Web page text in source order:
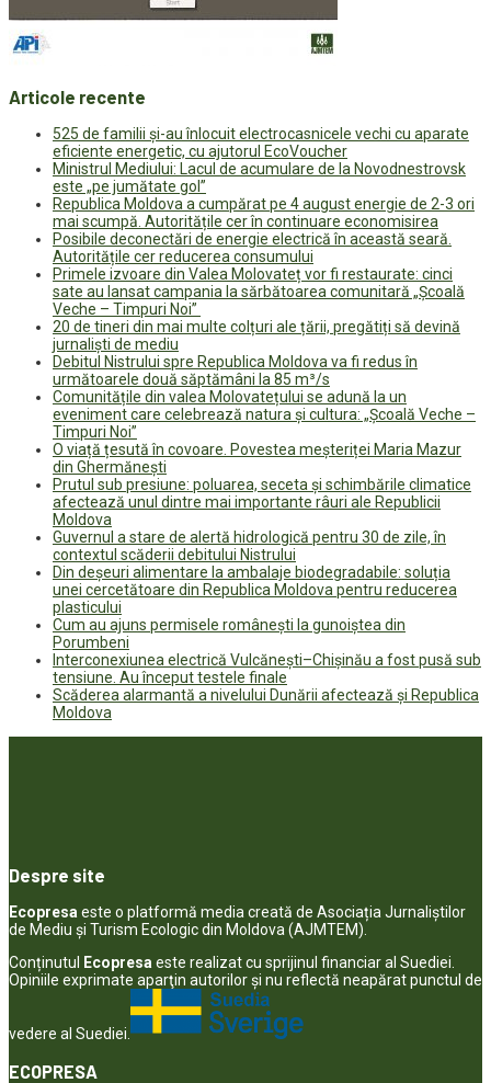
Articole recente
525 de familii și-au înlocuit electrocasnicele vechi cu aparate
eficiente energetic, cu ajutorul EcoVoucher
Ministrul Mediului: Lacul de acumulare de la Novodnestrovsk
este „pe jumătate gol”
Republica Moldova a cumpărat pe 4 august energie de 2-3 ori
mai scumpă. Autoritățile cer în continuare economisirea
Posibile deconectări de energie electrică în această seară.
Autoritățile cer reducerea consumului
Primele izvoare din Valea Molovateț vor fi restaurate: cinci
sate au lansat campania la sărbătoarea comunitară „Școală
Veche – Timpuri Noi”
20 de tineri din mai multe colțuri ale țării, pregătiți să devină
jurnaliști de mediu
Debitul Nistrului spre Republica Moldova va fi redus în
următoarele două săptămâni la 85 m³/s
Comunitățile din valea Molovatețului se adună la un
eveniment care celebrează natura și cultura: „Școală Veche –
Timpuri Noi”
O viață țesută în covoare. Povestea meșteriței Maria Mazur
din Ghermănești
Prutul sub presiune: poluarea, seceta și schimbările climatice
afectează unul dintre mai importante râuri ale Republicii
Moldova
Guvernul a stare de alertă hidrologică pentru 30 de zile, în
contextul scăderii debitului Nistrului
Din deșeuri alimentare la ambalaje biodegradabile: soluția
unei cercetătoare din Republica Moldova pentru reducerea
plasticului
Cum au ajuns permisele românești la gunoiștea din
Porumbeni
Interconexiunea electrică Vulcănești–Chișinău a fost pusă sub
tensiune. Au început testele finale
Scăderea alarmantă a nivelului Dunării afectează și Republica
Moldova
Despre site
Ecopresa este o platformă media creată de Asociația Jurnaliștilor
de Mediu și Turism Ecologic din Moldova (AJMTEM).
Conținutul
Ecopresa este realizat cu sprijinul financiar al Suediei.
Opiniile exprimate aparţin autorilor şi nu reflectă neapărat punctul de
vedere al Suediei.
ECOPRESA